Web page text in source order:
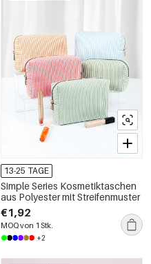
13-25 TAGE
Simple Series Kosmetiktaschen
aus Polyester mit Streifenmuster
€1,92
MOQ von 1 Stk.
+2